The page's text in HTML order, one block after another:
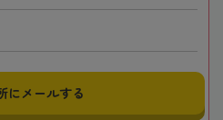
にメールする